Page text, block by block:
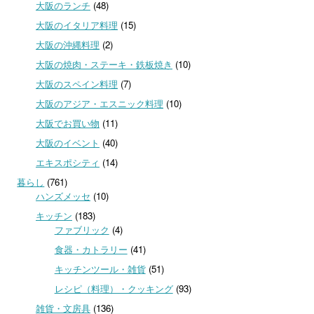
大阪のランチ (48)
大阪のイタリア料理 (15)
大阪の沖縄料理 (2)
大阪の焼肉・ステーキ・鉄板焼き (10)
大阪のスペイン料理 (7)
大阪のアジア・エスニック料理 (10)
大阪でお買い物 (11)
大阪のイベント (40)
エキスポシティ (14)
暮らし (761)
ハンズメッセ (10)
キッチン (183)
ファブリック (4)
食器・カトラリー (41)
キッチンツール・雑貨(51)
レシピ（料理）・クッキング(93)
雑貨・文房具(136)